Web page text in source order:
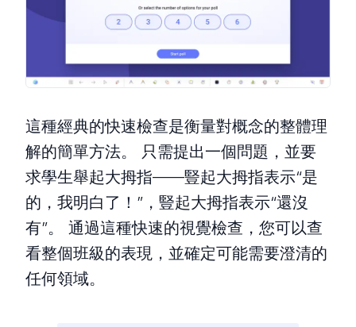
這種經典的快速檢查是衡量對概念的整體理
解的簡單方法。 只需提出一個問題，並要
求學生舉起大拇指——豎起大拇指表示“是
的，我明白了！”，豎起大拇指表示“還沒
有”。 通過這種快速的視覺檢查，您可以查
看整個班級的表現，並確定可能需要澄清的
任何領域。